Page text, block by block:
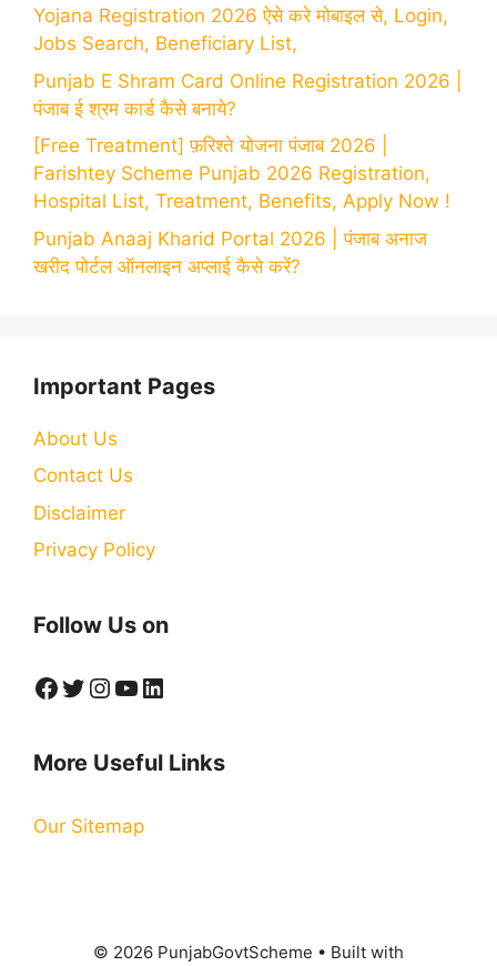
Yojana Registration 2026 ऐसे करे मोबाइल से, Login,
Jobs Search, Beneficiary List,
Punjab E Shram Card Online Registration 2026 |
पंजाब ई श्रम कार्ड कैसे बनाये?
[Free Treatment] फ़रिश्ते योजना पंजाब 2026 |
Farishtey Scheme Punjab 2026 Registration,
Hospital List, Treatment, Benefits, Apply Now !
Punjab Anaaj Kharid Portal 2026 | पंजाब अनाज
खरीद पोर्टल ऑनलाइन अप्लाई कैसे करें?
Important Pages
About Us
Contact Us
Disclaimer
Privacy Policy
Follow Us on
Facebook
Twitter
Instagram
YouTube
LinkedIn
More Useful Links
Our Sitemap
© 2026 PunjabGovtScheme • Built with